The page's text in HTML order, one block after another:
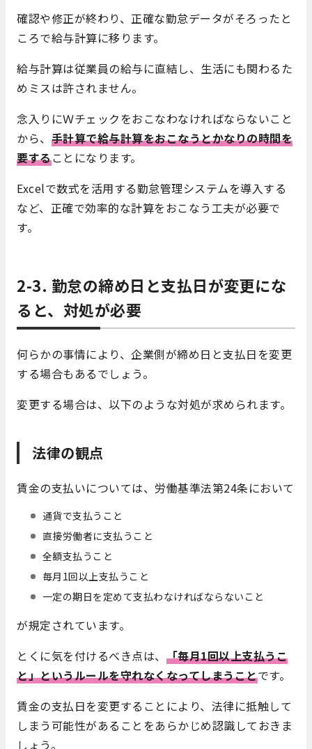
確認や修正が終わり、正確な勤怠データがそろったと
ころで給与計算に移ります。
給与計算は従業員の給与に直結し、生活にも関わるた
めミスは許されません。
念入りにＷチェックをおこなわなければならないこと
から、 手計算で給与計算をおこなうとかなりの時間を
要することになります。
Excelで数式を活用する勤怠管理システムを導入する
など、正確で効率的な計算をおこなう工夫が必要で
す。
2-3. 勤怠の締め日と支払日が変更にな
ると、対処が必要
何らかの事情により、企業側が締め日と支払日を変更
する場合もあるでしょう。
変更する場合は、以下のような対処が求められます。
法律の観点
賃金の支払いについては、労働基準法第24条において
通貨で支払うこと
直接労働者に支払うこと
全額支払うこと
毎月1回以上支払うこと
一定の期日を定めて支払わなければならないこと
が規定されています。
とくに気を付けるべき点は、 「毎月1回以上支払うこ
と」というルールを守れなくなってしまうことです。
賃金の支払日を変更することにより、法律に抵触して
しまう可能性があることをあらかじめ認識しておきま
しょう。